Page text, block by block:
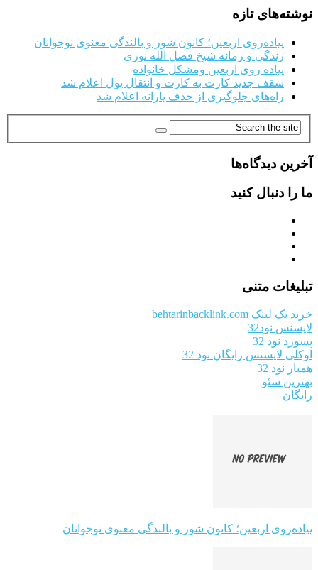
نوشته‌های تازه
پیاده‌روی اربعین؛ کانون شور و بالندگی معنوی نوجوانان
زندگی و زمانه شیخ فضل الله نوری
پیاده روی اربعین ومشکل خانواده
سقف جدید کارت به کارت و انتقال پول اعلام شد
راه‌های جلوگیری از حذف یارانه اعلام شد
آخرین دیدگاه‌ها
ما را دنبال کنید
تبلیغات متنی
خرید بک لینک behtarinbacklink.com
لایسنس نود32
پسورد نود 32
اوکلی لایسنس رایگان نود 32
همیار نود 32
بهترین سئو
رایگان
پیاده‌روی اربعین؛ کانون شور و بالندگی معنوی نوجوانان